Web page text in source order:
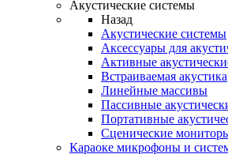
Акустические системы
Назад
Акустические системы
Аксессуары для
Активные
Встраиваемая акустика
Линейные массивы
Пассивные
Портативные
Сценические
Караоке микрофоны и